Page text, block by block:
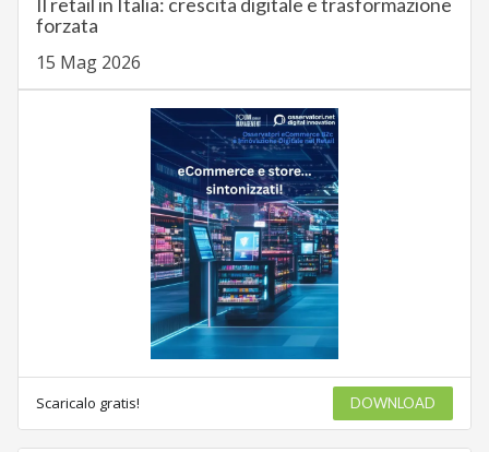
forzata
15 Mag 2026
Scaricalo gratis! DOWNLOAD